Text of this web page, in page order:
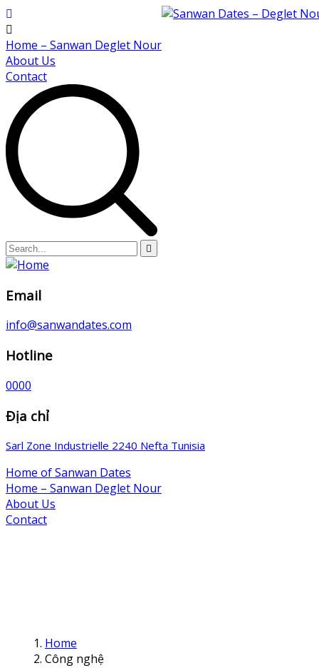
Home – Sanwan Deglet Nour
About Us
Contact
Email
info@sanwandates.com
Hotline
0000
Địa chỉ
Sarl Zone Industrielle 2240 Nefta Tunisia
Home of Sanwan Dates
Home – Sanwan Deglet Nour
About Us
Contact
Home
Công nghệ